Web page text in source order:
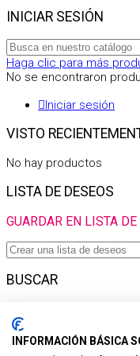
INICIAR SESIÓN
Haga clic para más
No se encontraron
Iniciar sesión
VISTO
No hay productos
LISTA DE DESEOS
GUARDAR EN LISTA DE
BUSCAR
Haga clic para más
No se encontraron
INFORMACIÓN BÁSICA